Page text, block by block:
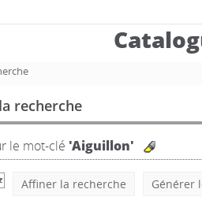
recherche
le mot-clé 'Aiguillon'
Affiner la recherche Générer